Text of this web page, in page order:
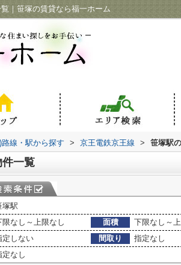
｜笹塚の賃貸なら福一ホーム
路線・駅から探す > 京王電鉄京王線 > 笹塚駅
一覧
塚駅
限なし～上限なし 面積 下限なし～
定しない 間取り
指定なし
定なし